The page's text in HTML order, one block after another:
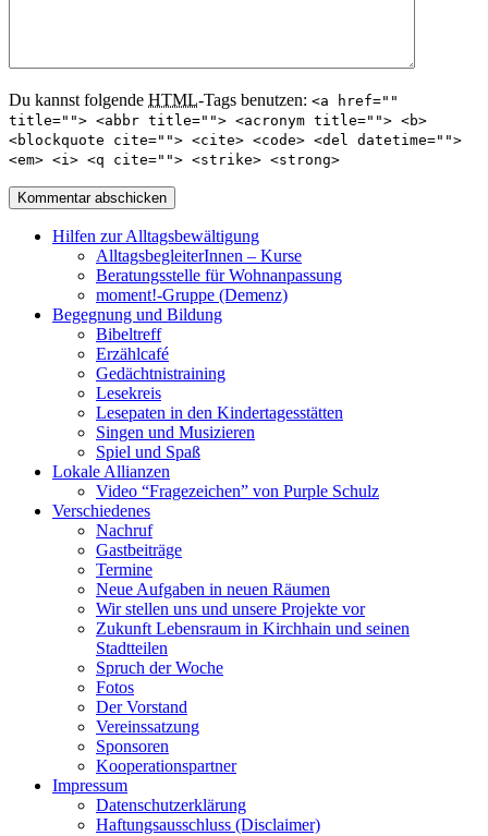
Du kannst folgende HTML-Tags benutzen: <a href=""
title=""> <abbr title=""> <acronym title=""> <b>
<blockquote cite=""> <cite> <code> <del datetime="">
<em> <i> <q cite=""> <strike> <strong>
Hilfen zur Alltagsbewältigung
AlltagsbegleiterInnen – Kurse
Beratungsstelle für Wohnanpassung
moment!-Gruppe (Demenz)
Begegnung und Bildung
Bibeltreff
Erzählcafé
Gedächtnistraining
Lesekreis
Lesepaten in den Kindertagesstätten
Singen und Musizieren
Spiel und Spaß
Lokale Allianzen
Video “Fragezeichen” von Purple Schulz
Verschiedenes
Nachruf
Gastbeiträge
Termine
Neue Aufgaben in neuen Räumen
Wir stellen uns und unsere Projekte vor
Zukunft Lebensraum in Kirchhain und seinen
Stadtteilen
Spruch der Woche
Fotos
Der Vorstand
Vereinssatzung
Sponsoren
Kooperationspartner
Impressum
Datenschutzerklärung
Haftungsausschluss (Disclaimer)